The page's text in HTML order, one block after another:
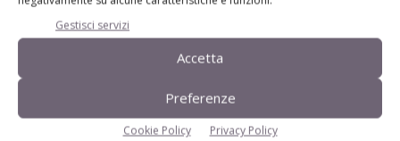
Gestisci servizi
Accetta
Preferenze
Cookie Policy Privacy Policy
Dati di mercato e di filiera
La produzione del Prosciutto di San Daniele Dop nel 2018 è
stata pari a 2.787.812 cosce avviate alla lavorazione, con
un + 5,4% rispetto al 2017. Per quanto riguarda le vendite,
il San Daniele Dop ha registrato una crescita complessiva